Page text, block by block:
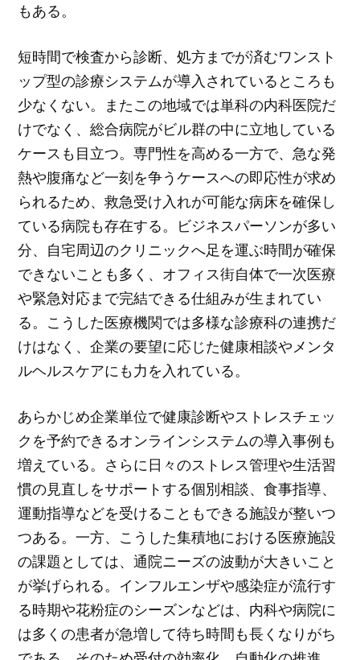
もある。
短時間で検査から診断、処方までが済むワンスト
ップ型の診療システムが導入されているところも
少なくない。またこの地域では単科の内科医院だ
けでなく、総合病院がビル群の中に立地している
ケースも目立つ。専門性を高める一方で、急な発
熱や腹痛など一刻を争うケースへの即応性が求め
られるため、救急受け入れが可能な病床を確保し
ている病院も存在する。ビジネスパーソンが多い
分、自宅周辺のクリニックへ足を運ぶ時間が確保
できないことも多く、オフィス街自体で一次医療
や緊急対応まで完結できる仕組みが生まれてい
る。こうした医療機関では多様な診療科の連携だ
けはなく、企業の要望に応じた健康相談やメンタ
ルヘルスケアにも力を入れている。
あらかじめ企業単位で健康診断やストレスチェッ
クを予約できるオンラインシステムの導入事例も
増えている。さらに日々のストレス管理や生活習
慣の見直しをサポートする個別相談、食事指導、
運動指導などを受けることもできる施設が整いつ
つある。一方、こうした集積地における医療施設
の課題としては、通院ニーズの波動が大きいこと
が挙げられる。インフルエンザや感染症が流行す
る時期や花粉症のシーズンなどは、内科や病院に
は多くの患者が急増して待ち時間も長くなりがち